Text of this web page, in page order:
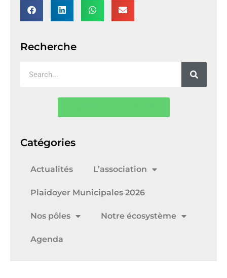
Recherche
Catégories
Actualités L’association
Plaidoyer Municipales 2026
Nos pôles Notre écosystème
Agenda